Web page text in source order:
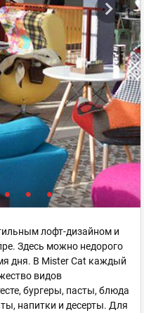
лофт-дизайном и
Здесь можно недорого
дня. В Mister Cat каждый
видов
бургеры, пасты, блюда
напитки и десерты. Для